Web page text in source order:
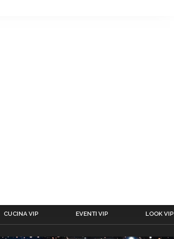
CUCINA VIP EVENTI VIP LOOK VIP